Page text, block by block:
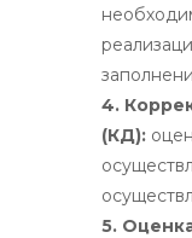
4.
(КД):
5.